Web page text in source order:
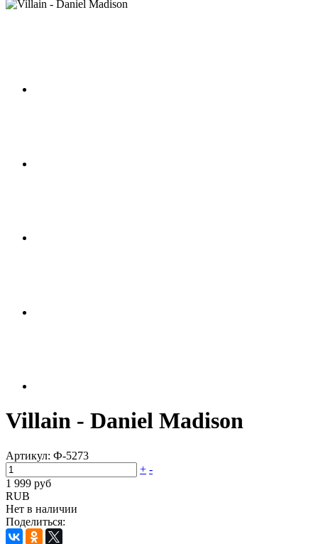
Villain - Daniel Madison
Артикул: Ф-5273
+ -
1 999 руб
RUB
Нет в наличии
Поделиться: